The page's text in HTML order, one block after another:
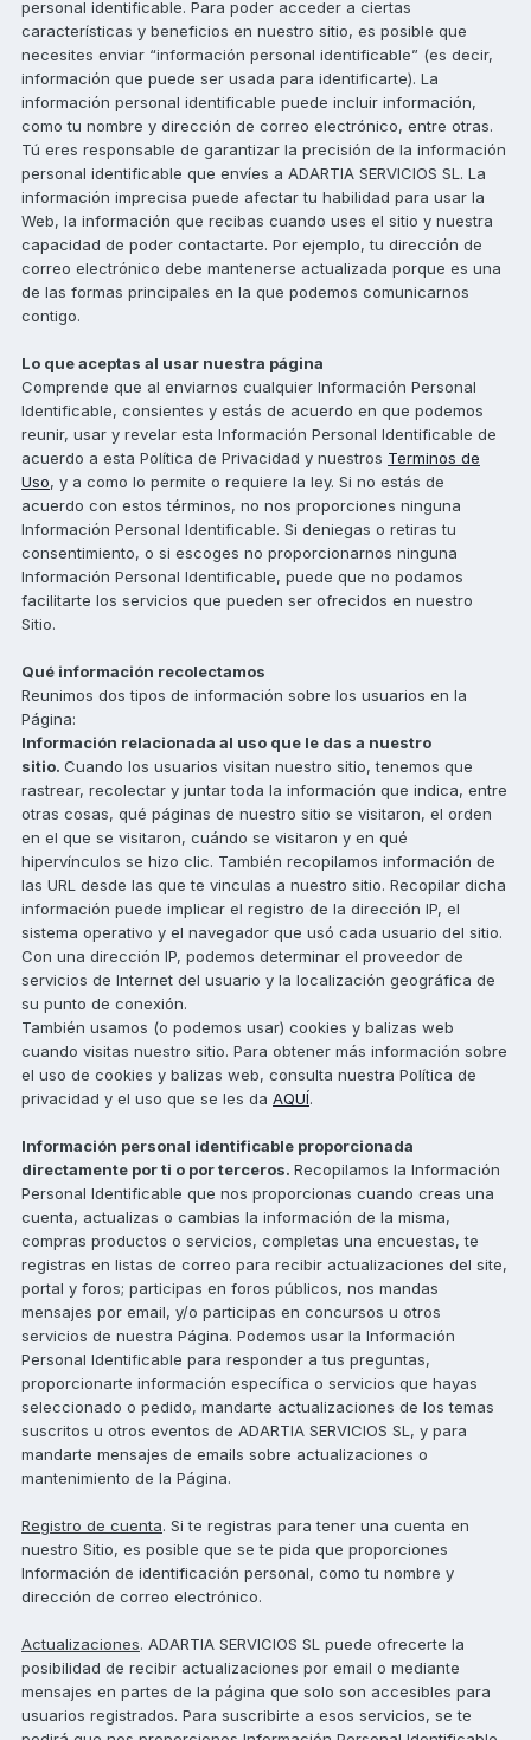
personal identificable. Para poder acceder a ciertas
características y beneficios en nuestro sitio, es posible que
necesites enviar “información personal identificable” (es decir,
información que puede ser usada para identificarte). La
información personal identificable puede incluir información,
como tu nombre y dirección de correo electrónico, entre otras.
Tú eres responsable de garantizar la precisión de la información
personal identificable que envíes a ADARTIA SERVICIOS SL. La
información imprecisa puede afectar tu habilidad para usar la
Web, la información que recibas cuando uses el sitio y nuestra
capacidad de poder contactarte. Por ejemplo, tu dirección de
correo electrónico debe mantenerse actualizada porque es una
de las formas principales en la que podemos comunicarnos
contigo.
Lo que aceptas al usar nuestra página
Comprende que al enviarnos cualquier Información Personal
Identificable, consientes y estás de acuerdo en que podemos
reunir, usar y revelar esta Información Personal Identificable de
acuerdo a esta Política de Privacidad y nuestros Terminos de
Uso, y a como lo permite o requiere la ley. Si no estás de
acuerdo con estos términos, no nos proporciones ninguna
Información Personal Identificable. Si deniegas o retiras tu
consentimiento, o si escoges no proporcionarnos ninguna
Información Personal Identificable, puede que no podamos
facilitarte los servicios que pueden ser ofrecidos en nuestro
Sitio.
Qué información recolectamos
Reunimos dos tipos de información sobre los usuarios en la
Página:
Información relacionada al uso que le das a nuestro
sitio. Cuando los usuarios visitan nuestro sitio, tenemos que
rastrear, recolectar y juntar toda la información que indica, entre
otras cosas, qué páginas de nuestro sitio se visitaron, el orden
en el que se visitaron, cuándo se visitaron y en qué
hipervínculos se hizo clic. También recopilamos información de
las URL desde las que te vinculas a nuestro sitio. Recopilar dicha
información puede implicar el registro de la dirección IP, el
sistema operativo y el navegador que usó cada usuario del sitio.
Con una dirección IP, podemos determinar el proveedor de
servicios de Internet del usuario y la localización geográfica de
su punto de conexión.
También usamos (o podemos usar) cookies y balizas web
cuando visitas nuestro sitio. Para obtener más información sobre
el uso de cookies y balizas web, consulta nuestra Política de
privacidad y el uso que se les da AQUÍ.
Información personal identificable proporcionada
directamente por ti o por terceros. Recopilamos la Información
Personal Identificable que nos proporcionas cuando creas una
cuenta, actualizas o cambias la información de la misma,
compras productos o servicios, completas una encuestas, te
registras en listas de correo para recibir actualizaciones del site,
portal y foros; participas en foros públicos, nos mandas
mensajes por email, y/o participas en concursos u otros
servicios de nuestra Página. Podemos usar la Información
Personal Identificable para responder a tus preguntas,
proporcionarte información específica o servicios que hayas
seleccionado o pedido, mandarte actualizaciones de los temas
suscritos u otros eventos de ADARTIA SERVICIOS SL, y para
mandarte mensajes de emails sobre actualizaciones o
mantenimiento de la Página.
Registro de cuenta. Si te registras para tener una cuenta en
nuestro Sitio, es posible que se te pida que proporciones
Información de identificación personal, como tu nombre y
dirección de correo electrónico.
Actualizaciones. ADARTIA SERVICIOS SL puede ofrecerte la
posibilidad de recibir actualizaciones por email o mediante
mensajes en partes de la página que solo son accesibles para
usuarios registrados. Para suscribirte a esos servicios, se te